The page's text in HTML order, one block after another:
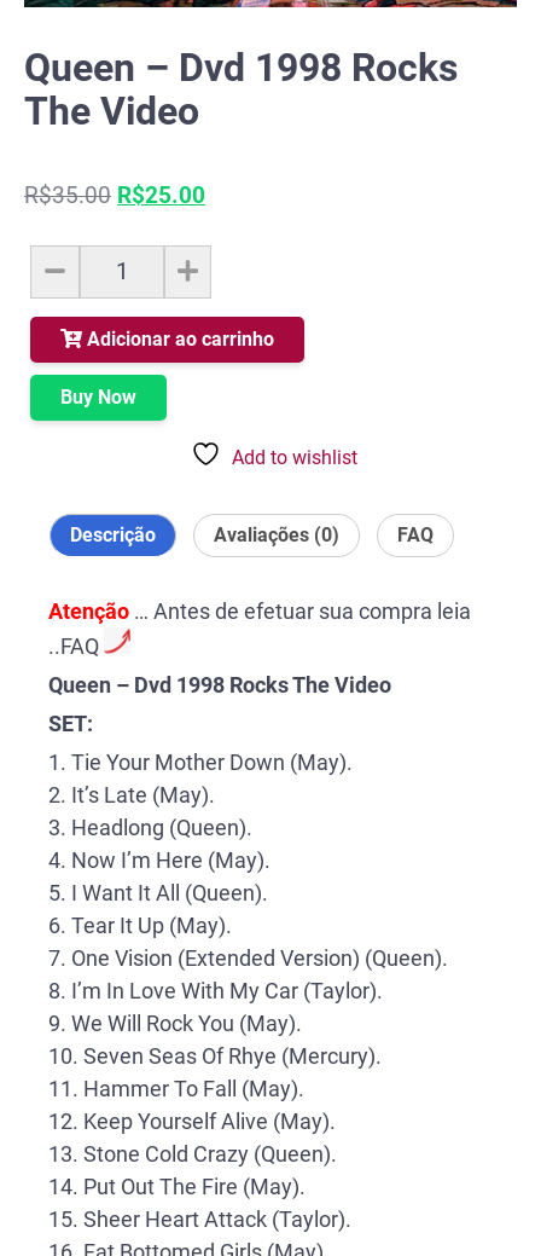
Queen – Dvd 1998 Rocks
The Video
R$35.00 O
original
era:
R$35.00.
R$25.00
atual
R$25.00.
Dvd
1998
Rocks
The
Video
Adicionar ao carrinho
Buy Now
Add to wishlist
Descrição Avaliações (0) FAQ
Atenção … Antes de efetuar sua compra leia
..FAQ
Queen – Dvd 1998 Rocks The Video
SET:
1. Tie Your Mother Down (May).
2. It’s Late (May).
3. Headlong (Queen).
4. Now I’m Here (May).
5. I Want It All (Queen).
6. Tear It Up (May).
7. One Vision (Extended Version) (Queen).
8. I’m In Love With My Car (Taylor).
9. We Will Rock You (May).
10. Seven Seas Of Rhye (Mercury).
11. Hammer To Fall (May).
12. Keep Yourself Alive (May).
13. Stone Cold Crazy (Queen).
14. Put Out The Fire (May).
15. Sheer Heart Attack (Taylor).